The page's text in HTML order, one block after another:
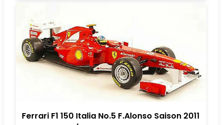
Ferrari F1 150 Italia No.5 F.Alonso Saison 2011